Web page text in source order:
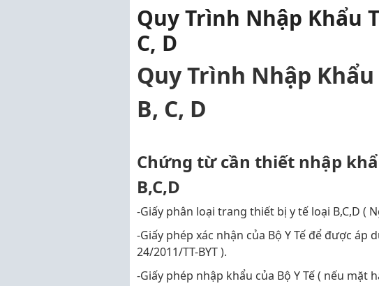
Quy Trình Nhập Khẩu
C, D
Quy Trình Nhập
B, C, D
Chứng từ cần thiết nhập
B,C,D
-Giấy phân loại trang thiết bị y tế loại B,C,D (
-Giấy phép xác nhận của Bộ Y Tế để được áp
24/2011/TT-BYT ).
-Giấy phép nhập khẩu của Bộ Y Tế ( nếu